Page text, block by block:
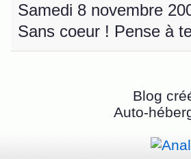
Samedi 8 novembre
Sans coeur ! Pense à
Blog
Auto-